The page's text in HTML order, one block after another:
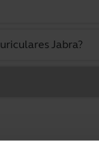
Jabra?